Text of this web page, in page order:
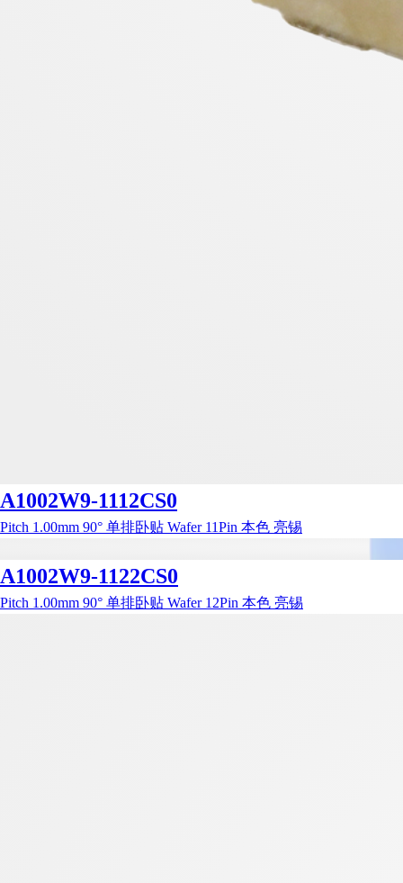
A1002W9-1112CS0
Pitch 1.00mm 90° 单排卧贴 Wafer 11Pin 本色 亮锡
A1002W9-1122CS0
Pitch 1.00mm 90° 单排卧贴 Wafer 12Pin 本色 亮锡